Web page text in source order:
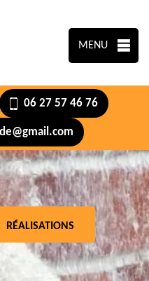
MENU
06 27 57 46 76
RÉALISATIONS